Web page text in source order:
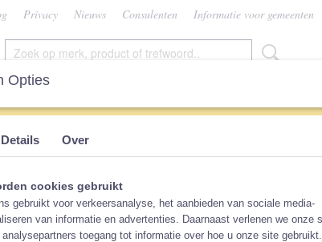
Privacy Nieuws Consulenten Informatie voor gemeenten
OneSize
Opties
Details Over
cookies gebruikt
gebruikt voor verkeersanalyse, het aanbieden van sociale media-
van informatie en advertenties. Daarnaast verlenen we onze
toegang tot informatie over hoe u onze site